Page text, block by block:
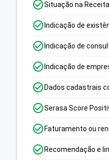
Situação na Receita
Indicação de
Indicação de
Indicação de
Dados cadastrais
Serasa Score
Faturamento ou
Recomendação e